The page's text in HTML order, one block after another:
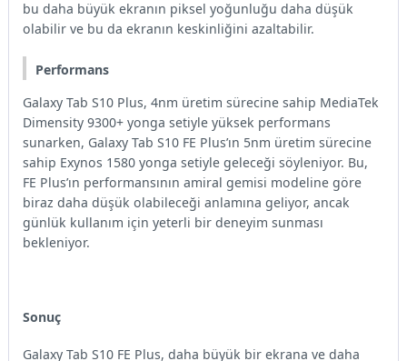
bu daha büyük ekranın piksel yoğunluğu daha düşük
olabilir ve bu da ekranın keskinliğini azaltabilir.
Performans
Galaxy Tab S10 Plus, 4nm üretim sürecine sahip MediaTek
Dimensity 9300+ yonga setiyle yüksek performans
sunarken, Galaxy Tab S10 FE Plus’ın 5nm üretim sürecine
sahip Exynos 1580 yonga setiyle geleceği söyleniyor. Bu,
FE Plus’ın performansının amiral gemisi modeline göre
biraz daha düşük olabileceği anlamına geliyor, ancak
günlük kullanım için yeterli bir deneyim sunması
bekleniyor.
Sonuç
Galaxy Tab S10 FE Plus, daha büyük bir ekrana ve daha